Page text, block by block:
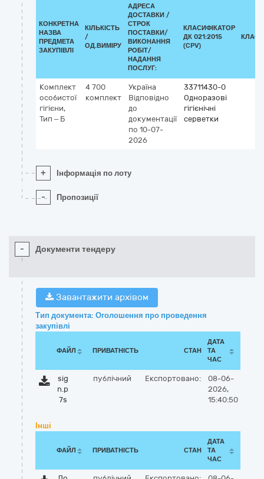
КОНКРЕТНА
НАЗВА
ПРЕДМЕТА
ЗАКУПІВЛІ
КІЛЬКІСТЬ
/
ОД.ВИМІРУ
АДРЕСА
ДОСТАВКИ /
СТРОК
ПОСТАВКИ/
ВИКОНАННЯ
РОБІТ/
НАДАННЯ
ПОСЛУГ:
КЛАСИФІКАТОР
ДК 021:2015
(CPV)
Комплект
особистої
гігієни,
Тип – Б
4 700
комплект
Україна
Відповідно
до
документації
по 10-07-
2026
33711430-0
Одноразові
гігієнічні
серветки
+ Інформація по лоту
- Пропозиції
- Документи тендеру
Завантажити архівом
Тип документа: Оголошення про проведення
закупівлі
ФАЙЛ ПРИВАТНІСТЬ СТАН
ДАТА
ТА
ЧАС
sig
n.p
7s
публічний Експортовано:
08-06-
2026,
15:40:50
Інші
ФАЙЛ ПРИВАТНІСТЬ СТАН
ДАТА
ТА
ЧАС